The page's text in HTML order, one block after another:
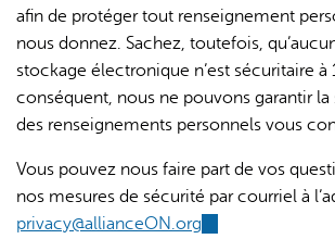
afin de protéger tout renseignement
nous donnez. Sachez, toutefois,
stockage électronique n’est sécuritaire à
conséquent, nous ne pouvons garantir la
des renseignements personnels vous
Vous pouvez nous faire part de vos
nos mesures de sécurité par courriel à
privacy@allianceON.org